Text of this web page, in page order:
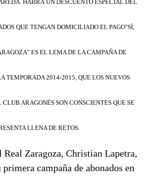
HABRÁ UN DESCUENTO ESPECIAL DEL
QUE TENGAN DOMICILIADO EL PAGO"SÍ,
ES EL LEMA DE LA CAMPAÑA DE
TEMPORADA 2014-2015, QUE LOS NUEVOS
CLUB ARAGONÉS SON CONSCIENTES QUE SE
LLENA DE RETOS.
Real Zaragoza, Christian Lapetra,
primera campaña de abonados en